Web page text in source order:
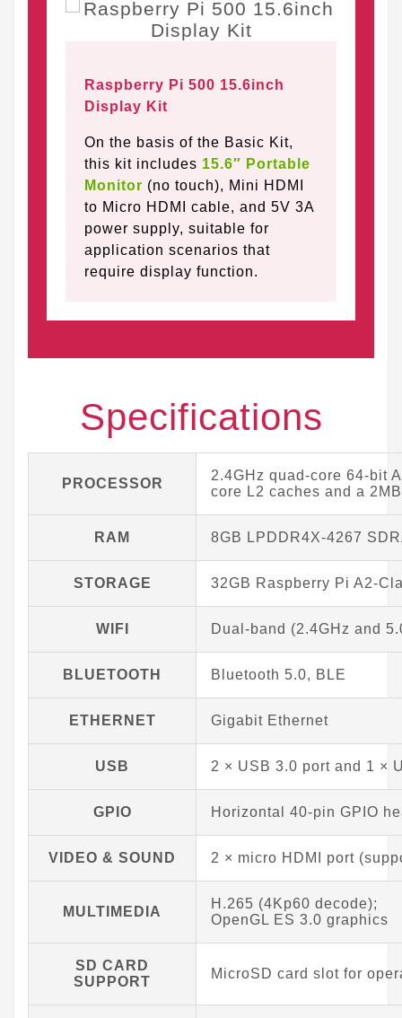
Raspberry Pi 500 15.6inch
Display Kit
On the basis of the Basic Kit,
this kit includes 15.6″ Portable
Monitor (no touch), Mini HDMI
to Micro HDMI cable, and 5V 3A
power supply, suitable for
application scenarios that
require display function.
Specifications
PROCESSOR
2.4GHz quad-core 64-bit
core L2 caches and a
RAM 8GB LPDDR4X-4267
STORAGE 32GB Raspberry Pi A2-
WIFI Dual-band (2.4GHz and
BLUETOOTH Bluetooth 5.0, BLE
ETHERNET Gigabit Ethernet
USB 2 × USB 3.0 port and 1 ×
GPIO Horizontal 40-pin GPIO
VIDEO & SOUND 2 × micro HDMI port
MULTIMEDIA
H.265 (4Kp60 decode);
OpenGL ES 3.0 graphics
SD CARD
SUPPORT
MicroSD card slot for